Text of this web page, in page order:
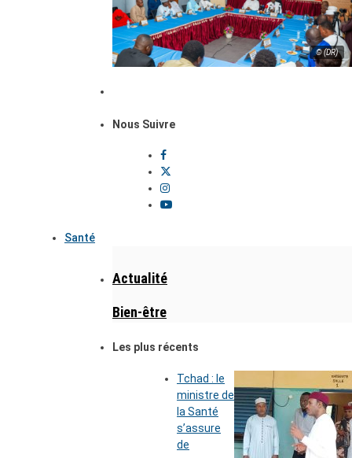
© (DR)
Nous Suivre
Santé
Actualité
Bien-être
Les plus récents
Tchad : le
ministre de
la Santé
s’assure
de